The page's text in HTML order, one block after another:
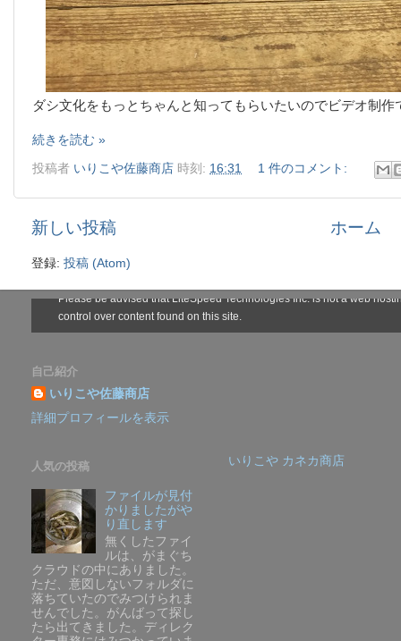
ダシ文化をもっとちゃんと知ってもらいたいのでビデオ制
続きを読む »
投稿者 いりこや佐藤商店 時刻: 16:31 1 件のコメント:
新しい投稿 ホーム
登録: 投稿 (Atom)
自己紹介
いりこや佐藤商店
詳細プロフィールを表示
人気の投稿
ファイルが見付
かりましたがや
り直します
無くしたファイ
ルは、がまぐち
クラウドの中にありました。
ただ、意図しないフォルダに
落ちていたのでみつけられま
せんでした。がんばって探し
たら出てきました。ディレク
いりこや カネカ商店